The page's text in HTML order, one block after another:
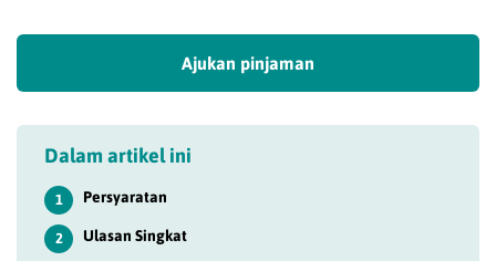
Ajukan pinjaman
Dalam artikel ini
1 Persyaratan
2 Ulasan Singkat